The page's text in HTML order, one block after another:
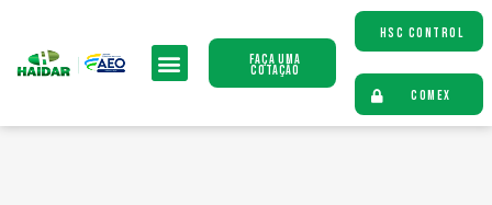
Faça uma
Cotação
HSC CONTROL
COMEX